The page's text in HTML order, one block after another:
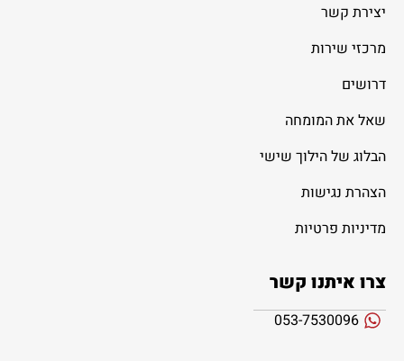
יצירת קשר
מרכזי שירות
דרושים
שאל את המומחה
הבלוג של הילוך שישי
הצהרת נגישות
מדיניות פרטיות
צרו איתנו קשר
053-7530096